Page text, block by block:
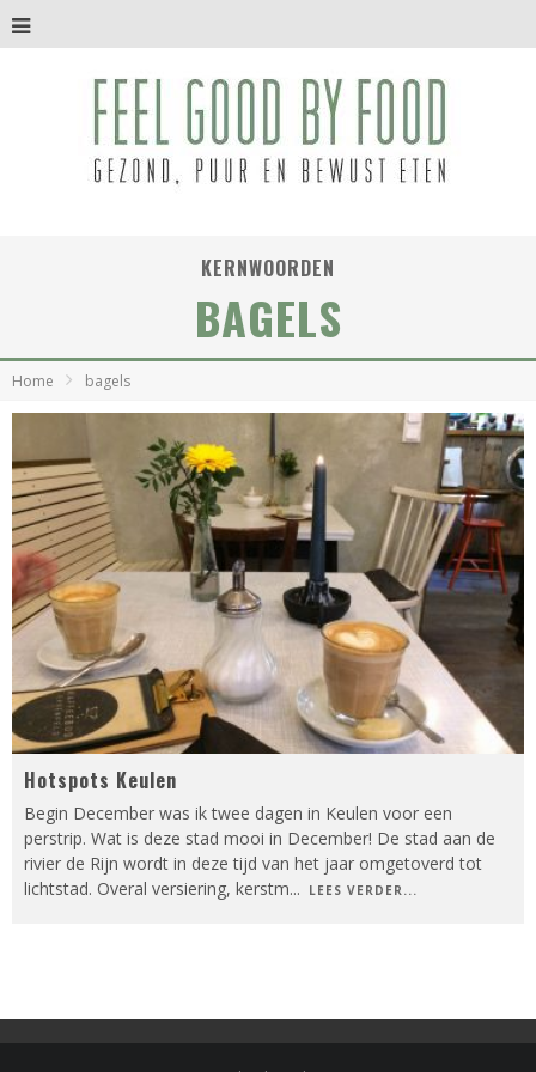
KERNWOORDEN
BAGELS
Home bagels
Hotspots Keulen
Begin December was ik twee dagen in Keulen voor een
perstrip. Wat is deze stad mooi in December! De stad aan de
rivier de Rijn wordt in deze tijd van het jaar omgetoverd tot
lichtstad. Overal versiering, kerstm... LEES VERDER...